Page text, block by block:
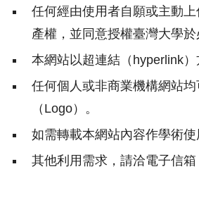
任何經由使用者自願或主動
產權，並同意授權臺灣大學
本網站以超連結（hyperlink
任何個人或非商業機構網站
（Logo）。
如需轉載本網站內容作學術
其他利用需求，請洽電子信箱